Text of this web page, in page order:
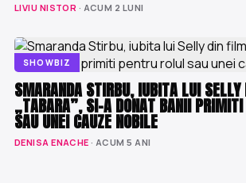
LIVIU NISTOR · ACUM 2 LUNI
SHOWBIZ
SMARANDA STIRBU, IUBITA LUI
„TABARA”, SI-A DONAT BANII PRIMITI
SAU UNEI CAUZE NOBILE
DENISA ENACHE · ACUM 5 ANI